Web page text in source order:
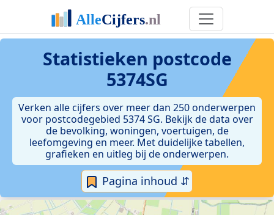
Statistieken postcode
5374SG
Verken alle cijfers over meer dan 250 onderwerpen
voor postcodegebied 5374 SG. Bekijk de data over
de bevolking, woningen, voertuigen, de
leefomgeving en meer. Met duidelijke tabellen,
grafieken en uitleg bij de onderwerpen.
Pagina inhoud ⇵